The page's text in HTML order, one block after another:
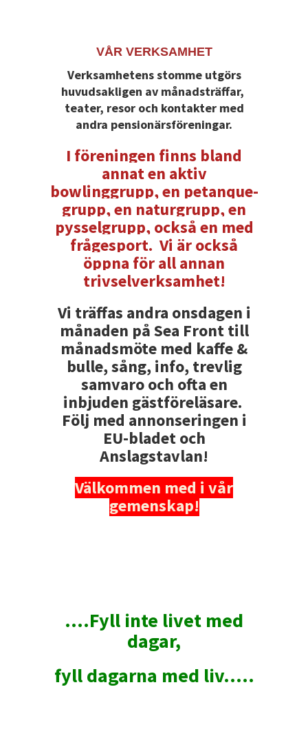
VÅR VERKSAMHET
Verksamhetens stomme utgörs
huvudsakligen av månadsträffar,
teater, resor och kontakter med
andra pensionärsföreningar.
I föreningen finns bland
annat en aktiv
bowlinggrupp, en petanque-
grupp, en naturgrupp, en
pysselgrupp, också en med
frågesport. Vi är också
öppna för all annan
trivselverksamhet!
Vi träffas andra onsdagen i
månaden på Sea Front till
månadsmöte med kaffe &
bulle, sång, info, trevlig
samvaro och ofta en
inbjuden gästföreläsare.
Följ med annonseringen i
EU-bladet och
Anslagstavlan!
Välkommen med i vår
gemenskap!
....Fyll inte livet med
dagar,
fyll dagarna med liv.....